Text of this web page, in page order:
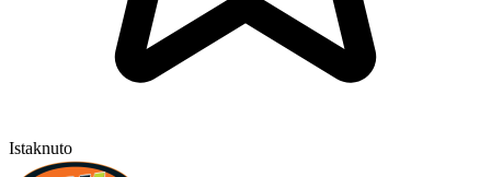
Istaknuto